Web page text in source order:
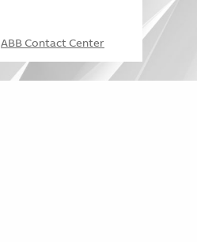
ABB Contact Center